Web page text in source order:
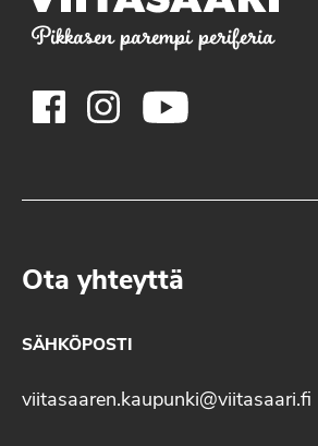
Pikkasen parempi periferia
Ota yhteyttä
SÄHKÖPOSTI
viitasaaren.kaupunki@viitasaari.fi